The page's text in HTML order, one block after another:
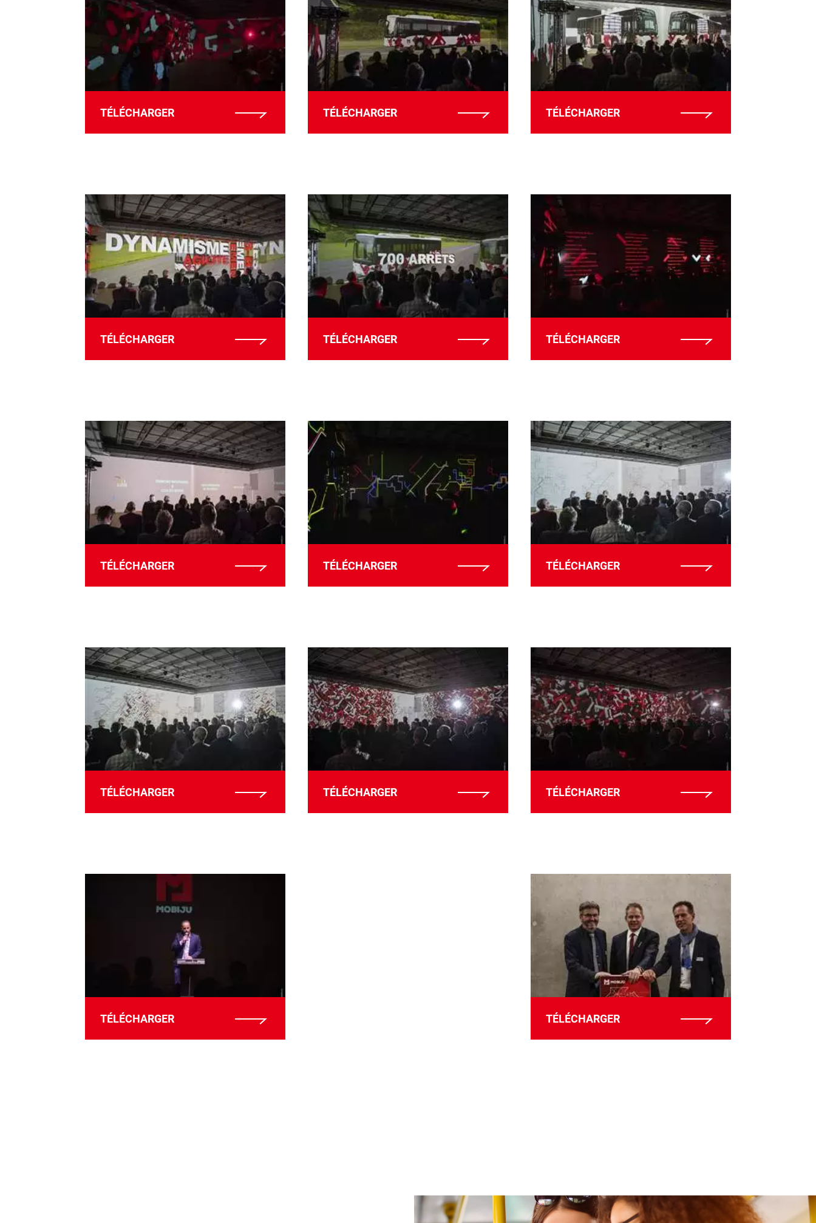
TÉLÉCHARGER TÉLÉCHARGER TÉLÉCHARGER
TÉLÉCHARGER TÉLÉCHARGER TÉLÉCHARGER
TÉLÉCHARGER TÉLÉCHARGER TÉLÉCHARGER
TÉLÉCHARGER TÉLÉCHARGER TÉLÉCHARGER
TÉLÉCHARGER TÉLÉCHARGER